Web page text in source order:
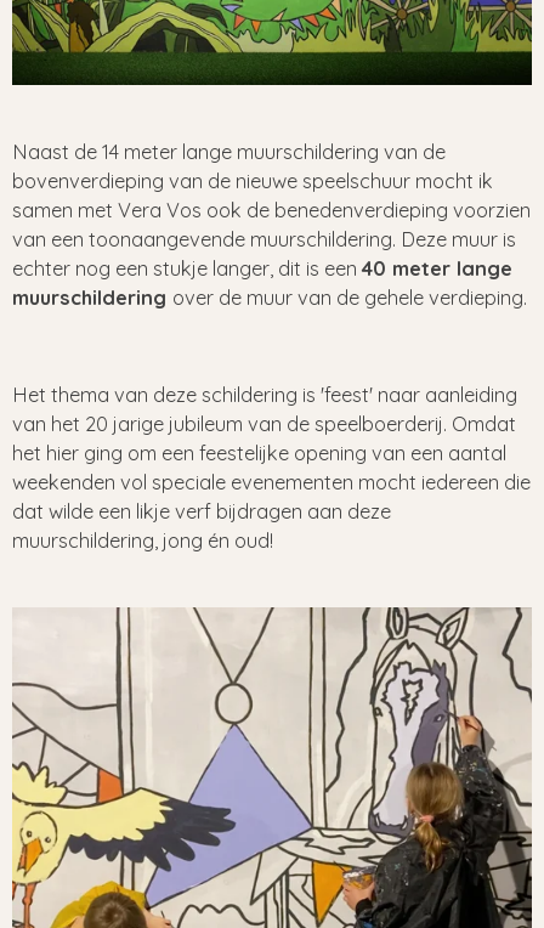
Naast de 14 meter lange muurschildering van de
bovenverdieping van de nieuwe speelschuur mocht ik
samen met Vera Vos ook de benedenverdieping voorzien
van een toonaangevende muurschildering. Deze muur is
echter nog een stukje langer, dit is een 40 meter lange
muurschildering over de muur van de gehele verdieping.
Het thema van deze schildering is 'feest' naar aanleiding
van het 20 jarige jubileum van de speelboerderij. Omdat
het hier ging om een feestelijke opening van een aantal
weekenden vol speciale evenementen mocht iedereen die
dat wilde een likje verf bijdragen aan deze
muurschildering, jong én oud!